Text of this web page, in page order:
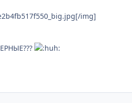
img]